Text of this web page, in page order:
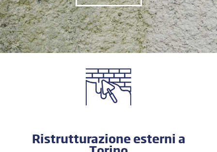
Ristrutturazione esterni a